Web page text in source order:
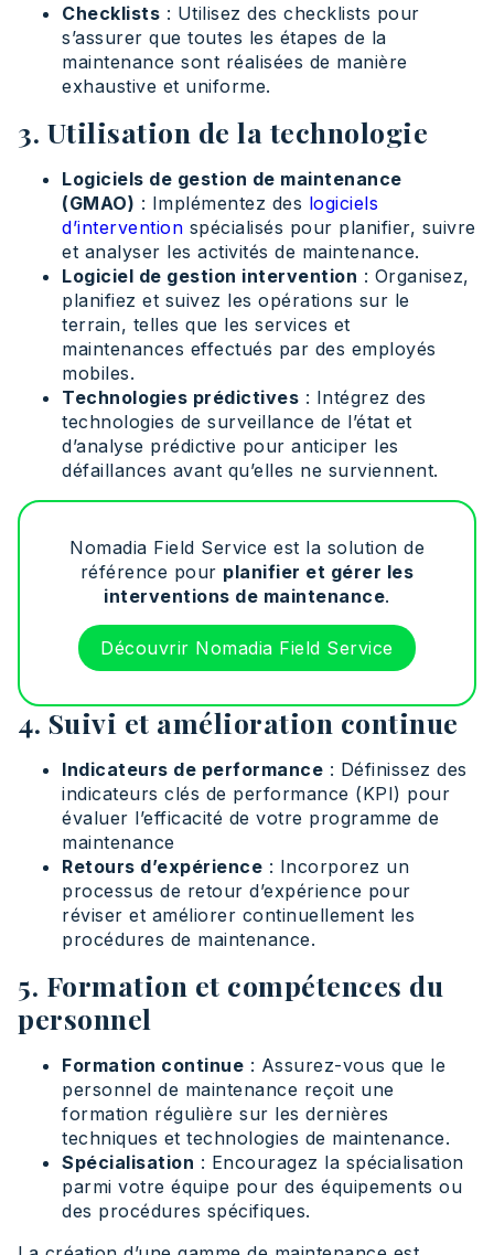
Checklists : Utilisez des checklists pour
s’assurer que toutes les étapes de la
maintenance sont réalisées de manière
exhaustive et uniforme.
3. Utilisation de la technologie
Logiciels de gestion de maintenance
(GMAO) : Implémentez des logiciels
d’intervention spécialisés pour planifier, suivre
et analyser les activités de maintenance.
Logiciel de gestion intervention : Organisez,
planifiez et suivez les opérations sur le
terrain, telles que les services et
maintenances effectués par des employés
mobiles.
Technologies prédictives : Intégrez des
technologies de surveillance de l’état et
d’analyse prédictive pour anticiper les
défaillances avant qu’elles ne surviennent.
Nomadia Field Service est la solution de
référence pour planifier et gérer les
interventions de maintenance.
Découvrir Nomadia Field Service
4. Suivi et amélioration continue
Indicateurs de performance : Définissez des
indicateurs clés de performance (KPI) pour
évaluer l’efficacité de votre programme de
maintenance
Retours d’expérience : Incorporez un
processus de retour d’expérience pour
réviser et améliorer continuellement les
procédures de maintenance.
5. Formation et compétences du
personnel
Formation continue : Assurez-vous que le
personnel de maintenance reçoit une
formation régulière sur les dernières
techniques et technologies de maintenance.
Spécialisation : Encouragez la spécialisation
parmi votre équipe pour des équipements ou
des procédures spécifiques.